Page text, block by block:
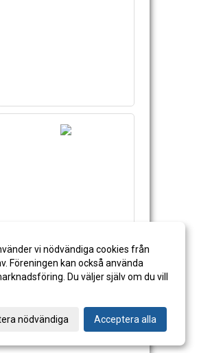
vi nödvändiga cookies från
Föreningen kan också använda
Du väljer själv om du vill
nödvändiga Acceptera alla